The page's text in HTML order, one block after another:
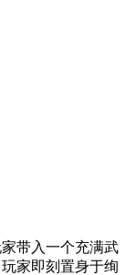
带入一个充满武
家即刻置身于绚